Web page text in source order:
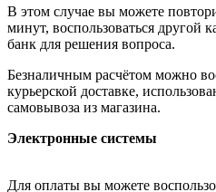
В этом случае вы можете
минут, воспользоваться другой
банк для решения вопроса.
Безналичным расчётом можно
курьерской доставке,
самовывоза из магазина.
Электронные системы
Для оплаты вы можете